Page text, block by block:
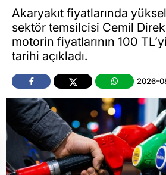
Akaryakıt fiyatlarında
sektör temsilcisi Cemil
motorin fiyatlarının 100
tarihi açıkladı.
2026-